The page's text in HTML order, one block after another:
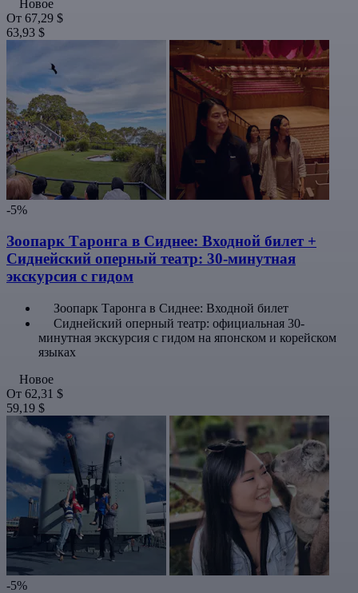
Новое
От 67,29 $
63,93 $
-5%
Зоопарк Таронга в Сиднее: Входной билет +
Сиднейский оперный театр: 30-минутная
экскурсия с гидом
Зоопарк Таронга в Сиднее: Входной билет
Сиднейский оперный театр: официальная 30-
минутная экскурсия с гидом на японском и корейском
языках
Новое
От 62,31 $
59,19 $
-5%